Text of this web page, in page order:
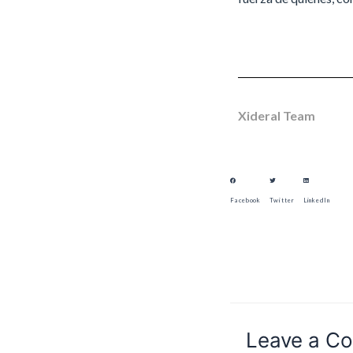
Xideral Team
Facebook Twitter LinkedIn
Leave a